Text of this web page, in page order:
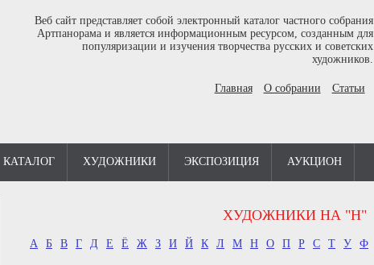
Веб сайт представляет собой электронный каталог частного собрания
Артпанорама и является информационным ресурсом, созданным для
популяризации и изучения творчества русских и советских
художников.
Главная О собрании Статьи
КАТАЛОГ ХУДОЖНИКИ ЭКСПОЗИЦИЯ АУКЦИОН
ХУДОЖНИКИ НА "Н"
А Б В Г Д Е Ё Ж З И Й К Л М Н О П Р С Т У Ф